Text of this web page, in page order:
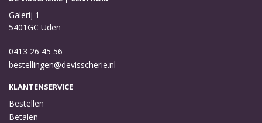
Galerij 1
5401GC Uden
0413 26 45 56
bestellingen@devisscherie.nl
KLANTENSERVICE
Bestellen
Betalen